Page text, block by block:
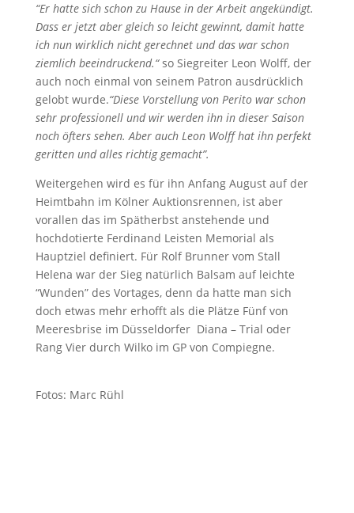
“Er hatte sich schon zu Hause in der Arbeit angekündigt.
Dass er jetzt aber gleich so leicht gewinnt, damit hatte
ich nun wirklich nicht gerechnet und das war schon
ziemlich beeindruckend.“so Siegreiter Leon Wolff, der
auch noch einmal von seinem Patron ausdrücklich
gelobt wurde.“Diese Vorstellung von Perito war schon
sehr professionell und wir werden ihn in dieser Saison
noch öfters sehen. Aber auch Leon Wolff hat ihn perfekt
geritten und alles richtig gemacht”.
Weitergehen wird es für ihn Anfang August auf der
Heimtbahn im Kölner Auktionsrennen, ist aber
vorallen das im Spätherbst anstehende und
hochdotierte Ferdinand Leisten Memorial als
Hauptziel definiert. Für Rolf Brunner vom Stall
Helena war der Sieg natürlich Balsam auf leichte
“Wunden” des Vortages, denn da hatte man sich
doch etwas mehr erhofft als die Plätze Fünf von
Meeresbrise im Düsseldorfer Diana – Trial oder
Rang Vier durch Wilko im GP von Compiegne.
Fotos: Marc Rühl